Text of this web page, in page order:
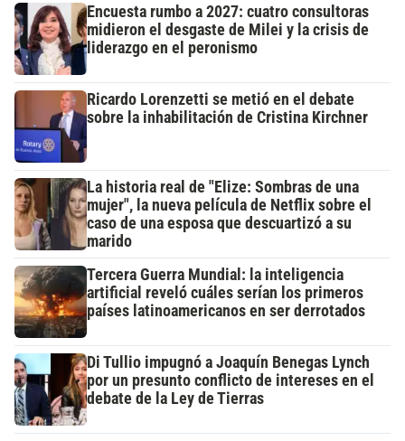
Encuesta rumbo a 2027: cuatro consultoras
midieron el desgaste de Milei y la crisis de
liderazgo en el peronismo
Ricardo Lorenzetti se metió en el debate
sobre la inhabilitación de Cristina Kirchner
La historia real de "Elize: Sombras de una
mujer", la nueva película de Netflix sobre el
caso de una esposa que descuartizó a su
marido
Tercera Guerra Mundial: la inteligencia
artificial reveló cuáles serían los primeros
países latinoamericanos en ser derrotados
Di Tullio impugnó a Joaquín Benegas Lynch
por un presunto conflicto de intereses en el
debate de la Ley de Tierras